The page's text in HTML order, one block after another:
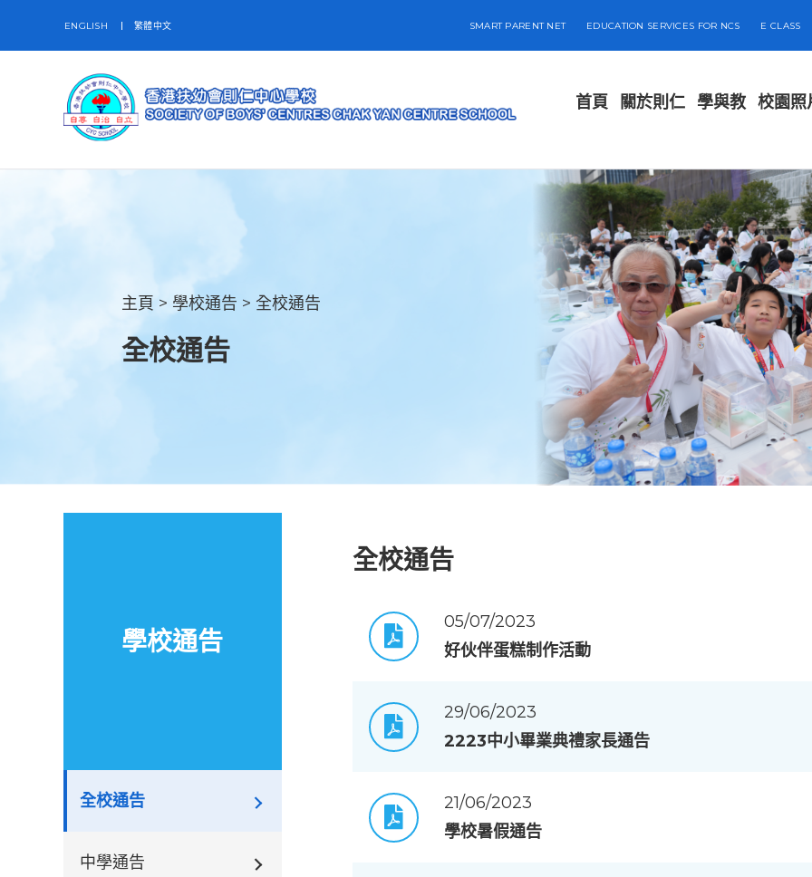
ENGLISH 繁體中文 SMART PARENT NET EDUCATION SERVICES FOR NCS E CLASS
首頁 關於則仁 學與教 校園照
主頁 > 學校通告 > 全校通告
全校通告
學校通告
全校通告
中學通告
全校通告
05/07/2023
好伙伴蛋糕制作活動
29/06/2023
2223中小畢業典禮家長通告
21/06/2023
學校暑假通告